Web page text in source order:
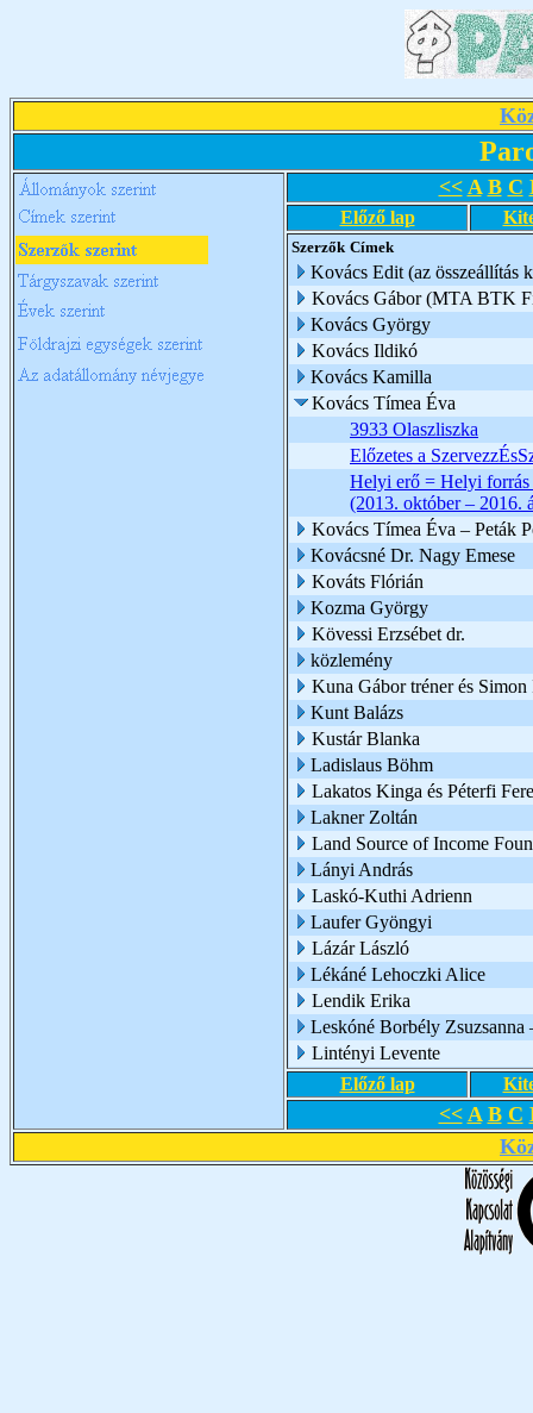
<< A B C
Előző lap
Szerzők Címek
Kovács Edit (az összeállítás
Kovács Gábor (MTA BTK
Kovács György
Kovács Ildikó
Kovács Kamilla
Kovács Tímea Éva
3933 Olaszliszka
Előzetes a
Helyi erő = Helyi forrás
(2013. október – 2016.
Kovács Tímea Éva – Peták
Kovácsné Dr. Nagy Emese
Kováts Flórián
Kozma György
Kövessi Erzsébet dr.
közlemény
Kuna Gábor tréner és
Kunt Balázs
Kustár Blanka
Ladislaus Böhm
Lakatos Kinga és Péterfi
Lakner Zoltán
Land Source of Income
Lányi András
Laskó-Kuthi Adrienn
Laufer Gyöngyi
Lázár László
Lékáné Lehoczki Alice
Lendik Erika
Leskóné Borbély Zsuzsanna
Lintényi Levente
Előző lap
<< A B C